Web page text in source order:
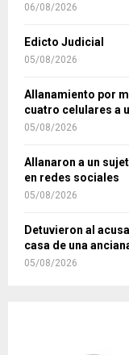
06/08/2026
Edicto Judicial
05/08/2026
Allanamiento por
cuatro celulares a
05/08/2026
Allanaron a un
en redes sociales
05/08/2026
Detuvieron al
casa de una
05/08/2026